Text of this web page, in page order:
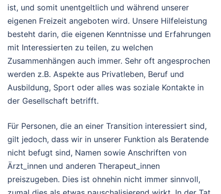
ist, und somit unentgeltlich und während unserer
eigenen Freizeit angeboten wird. Unsere Hilfeleistung
besteht darin, die eigenen Kenntnisse und Erfahrungen
mit Interessierten zu teilen, zu welchen
Zusammenhängen auch immer. Sehr oft angesprochen
werden z.B. Aspekte aus Privatleben, Beruf und
Ausbildung, Sport oder alles was soziale Kontakte in
der Gesellschaft betrifft.
Für Personen, die an einer Transition interessiert sind,
gilt jedoch, dass wir in unserer Funktion als Beratende
nicht befugt sind, Namen sowie Anschriften von
Ärzt_innen und anderen Therapeut_innen
preiszugeben. Dies ist ohnehin nicht immer sinnvoll,